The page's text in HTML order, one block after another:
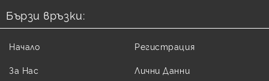
Бързи връзки:
Начало
За Нас
Регистрация
Лични Данни